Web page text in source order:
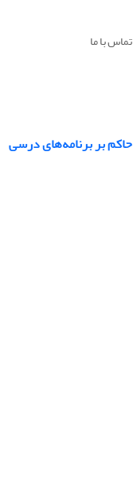
تماس با ما
بر برنامه‌های درسی